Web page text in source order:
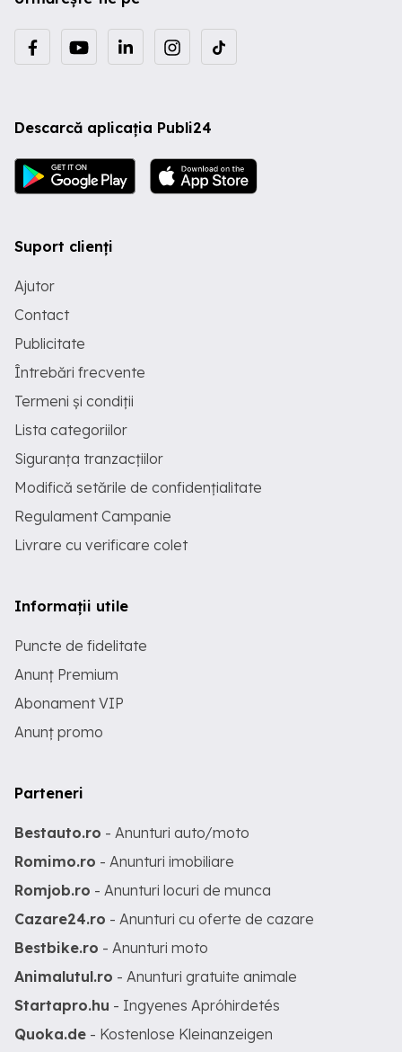
Descarcă aplicația Publi24
Suport clienți
Ajutor
Contact
Publicitate
Întrebări frecvente
Termeni și condiții
Lista categoriilor
Siguranța tranzacțiilor
Modifică setările de confidențialitate
Regulament Campanie
Livrare cu verificare colet
Informații utile
Puncte de fidelitate
Anunț Premium
Abonament VIP
Anunț promo
Parteneri
Bestauto.ro - Anunturi auto/moto
Romimo.ro - Anunturi imobiliare
Romjob.ro - Anunturi locuri de munca
Cazare24.ro - Anunturi cu oferte de cazare
Bestbike.ro - Anunturi moto
Animalutul.ro - Anunturi gratuite animale
Startapro.hu - Ingyenes Apróhirdetés
Quoka.de - Kostenlose Kleinanzeigen